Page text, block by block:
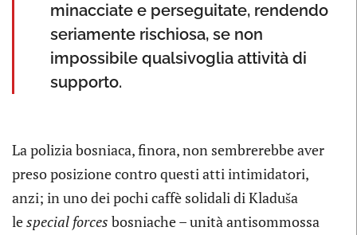
minacciate e perseguitate, rendendo
seriamente rischiosa, se non
impossibile qualsivoglia attività di
supporto.
La polizia bosniaca, finora, non sembrerebbe aver
preso posizione contro questi atti intimidatori,
anzi; in uno dei pochi caffè solidali di Kladuša
lespecial forces bosniache – unità antisommossa